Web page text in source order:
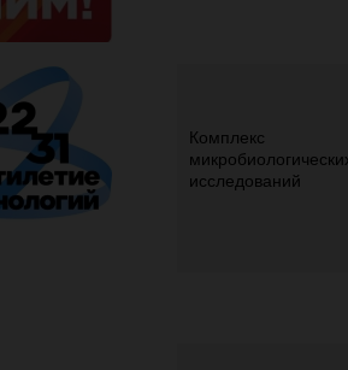
Комплекс
исследований